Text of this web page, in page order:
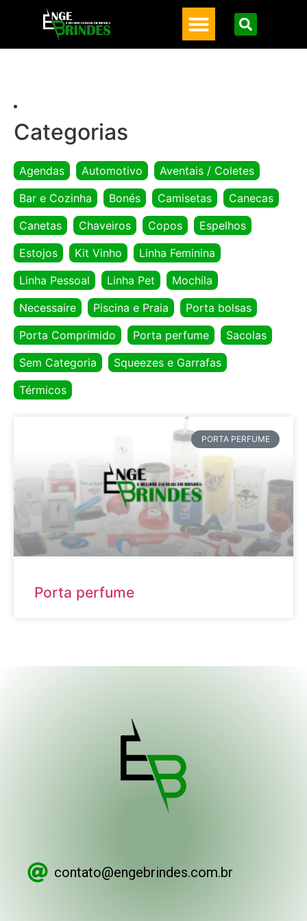
Categorias
Agendas Automotivo
Aventais / Coletes
Bar e Cozinha
Bonés Camisetas
Canecas
Canetas
Chaveiros Copos
Espelhos
Estojos
Kit Vinho
Linha Feminina
Linha Pessoal
Linha Pet
Mochila
Necessaire
Piscina e Praia
Porta bolsas
Porta Comprimido
Porta perfume
Sacolas
Sem Categoria
Squeezes e Garrafas
Térmicos
PORTA PERFUME
Porta perfume
contato@engebrindes.com.br